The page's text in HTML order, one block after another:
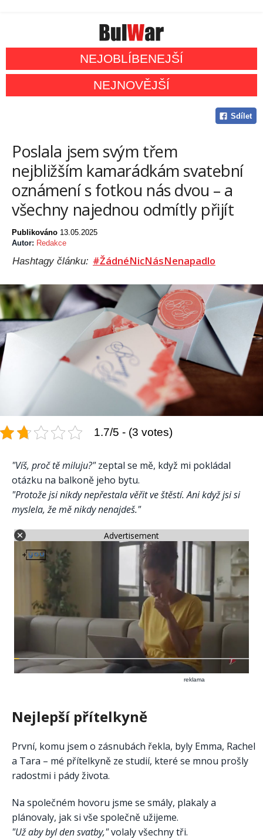
NEJOBLÍBENEJŠÍ
NEJNOVĚJŠÍ
Sdílet
Poslala jsem svým třem
nejbližším kamarádkám svatební
oznámení s fotkou nás dvou – a
všechny najednou odmítly přijít
Publikováno 13.05.2025
Autor: Redakce
Hashtagy článku: #ŽádnéNicNásNenapadlo
1.7/5 - (3 votes)
"Víš, proč tě miluju?"zeptal se mě, když mi pokládal
otázku na balkoně jeho bytu.
"Protože jsi nikdy nepřestala věřit ve štěstí. Ani když jsi si
myslela, že mě nikdy nenajdeš."
Advertisement
reklama
Nejlepší přítelkyně
První, komu jsem o zásnubách řekla, byly Emma, Rachel
a Tara – mé přítelkyně ze studií, které se mnou prošly
radostmi i pády života.
Na společném hovoru jsme se smály, plakaly a
plánovaly, jak si vše společně užijeme.
"Už aby byl den svatby,"volaly všechny tři.